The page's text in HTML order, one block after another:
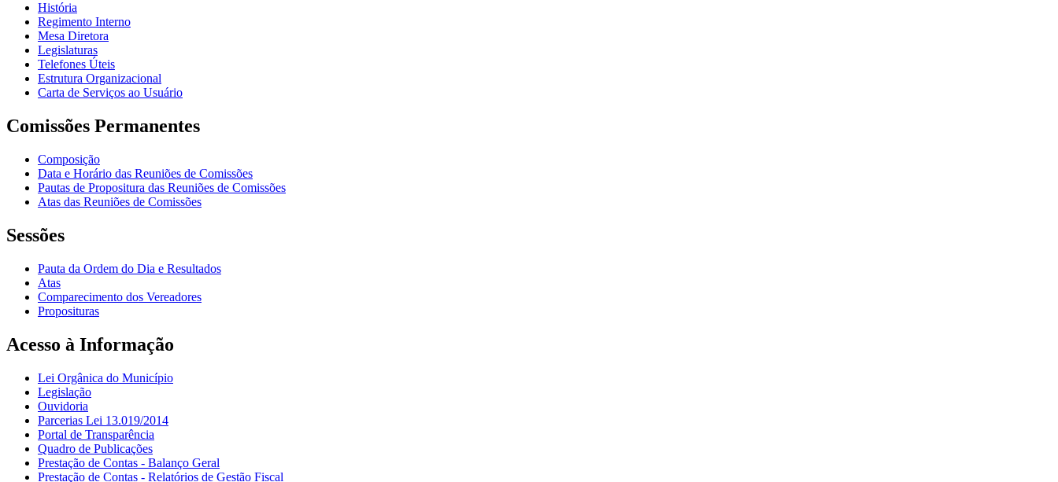
História
Regimento Interno
Mesa Diretora
Legislaturas
Telefones Úteis
Estrutura Organizacional
Carta de Serviços ao Usuário
Comissões Permanentes
Composição
Data e Horário das Reuniões de Comissões
Pautas de Propositura das Reuniões de Comissões
Atas das Reuniões de Comissões
Sessões
Pauta da Ordem do Dia e Resultados
Atas
Comparecimento dos Vereadores
Proposituras
Acesso à Informação
Lei Orgânica do Município
Legislação
Ouvidoria
Parcerias Lei 13.019/2014
Portal de Transparência
Quadro de Publicações
Prestação de Contas - Balanço Geral
Prestação de Contas - Relatórios de Gestão Fiscal